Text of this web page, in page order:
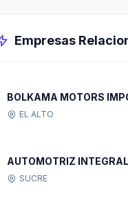
Empresas
BOLKAMA MOTORS
EL ALTO
AUTOMOTRIZ
SUCRE